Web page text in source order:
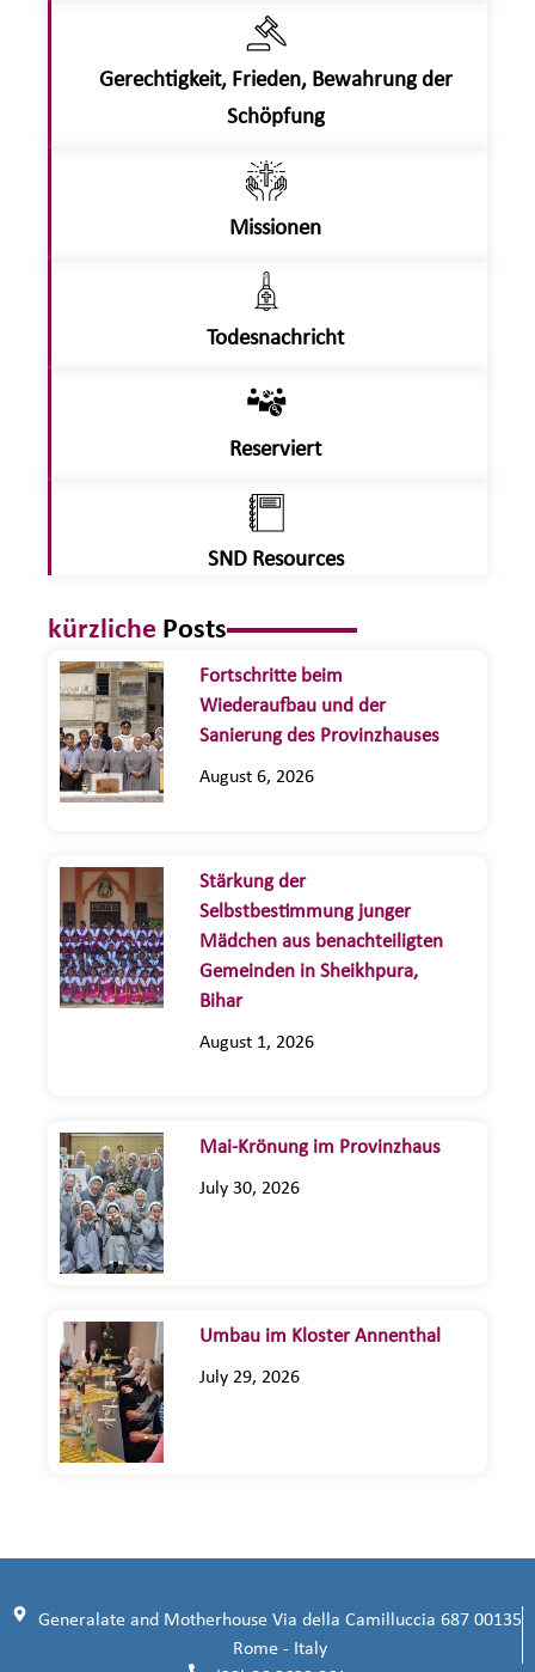
Gerechtigkeit, Frieden, Bewahrung der
Schöpfung
Missionen
Todesnachricht
Reserviert
SND Resources
kürzliche Posts
Fortschritte beim
Wiederaufbau und der
Sanierung des Provinzhauses
August 6, 2026
Stärkung der
Selbstbestimmung junger
Mädchen aus benachteiligten
Gemeinden in Sheikhpura,
Bihar
August 1, 2026
Mai-Krönung im Provinzhaus
July 30, 2026
Umbau im Kloster Annenthal
July 29, 2026
Generalate and Motherhouse Via della Camilluccia 687 00135
Rome - Italy